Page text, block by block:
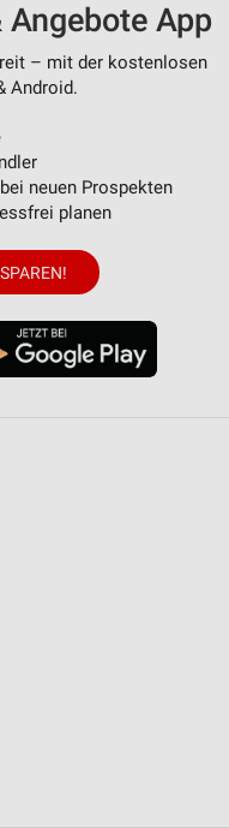
App
– mit der kostenlosen
Android.
neuen Prospekten
planen